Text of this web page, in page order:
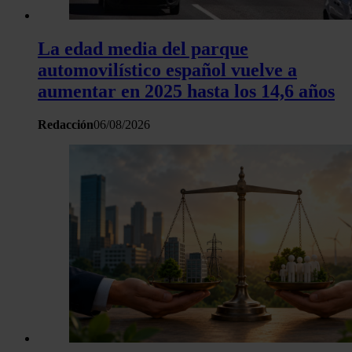
La edad media del parque
automovilístico español vuelve a
aumentar en 2025 hasta los 14,6 años
Redacción06/08/2026